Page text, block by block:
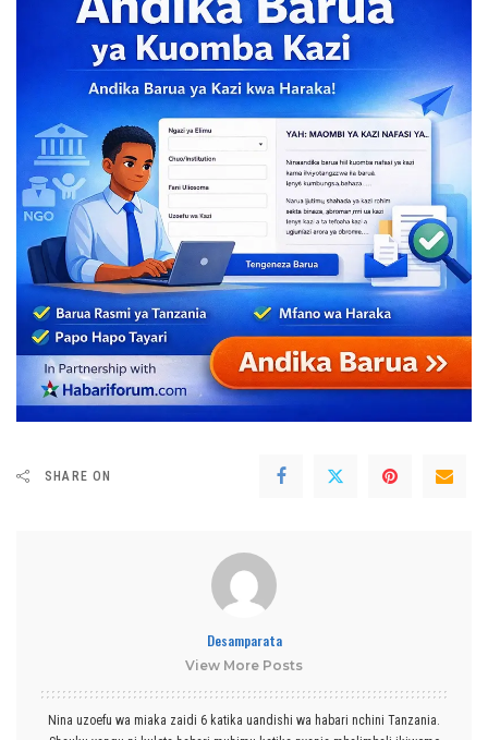
SHARE ON
Desamparata
View More Posts
Nina uzoefu wa miaka zaidi 6 katika uandishi wa habari nchini Tanzania.